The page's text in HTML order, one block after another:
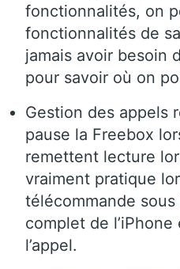
fonctionnalités, on
fonctionnalités de
jamais avoir besoin
pour savoir où on
Gestion des appels
pause la Freebox
remettent lecture
vraiment pratique
télécommande sous
complet de
l’appel.